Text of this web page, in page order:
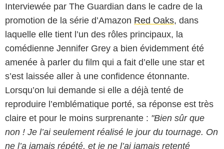
Interviewée par The Guardian dans le cadre de la
promotion de la série d’Amazon Red Oaks, dans
laquelle elle tient l’un des rôles principaux, la
comédienne Jennifer Grey a bien évidemment été
amenée à parler du film qui a fait d’elle une star et
s’est laissée aller à une confidence étonnante.
Lorsqu’on lui demande si elle a déjà tenté de
reproduire l’emblématique porté, sa réponse est très
claire et pour le moins surprenante : "Bien sûr que
non ! Je l’ai seulement réalisé le jour du tournage. On
ne l’a jamais répété, et je ne l’ai jamais retenté
Splendor Films